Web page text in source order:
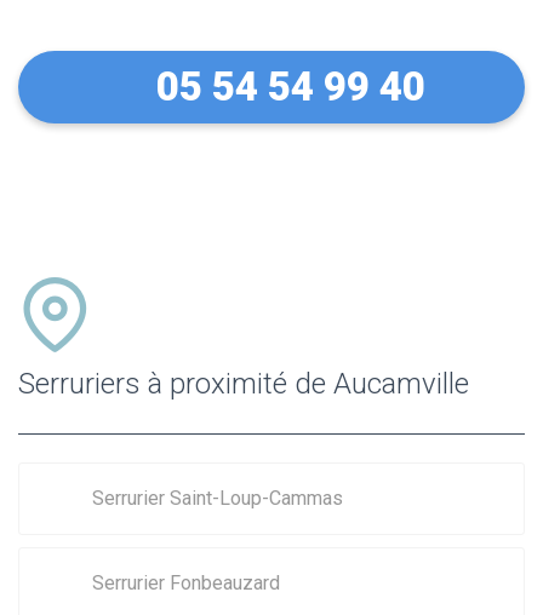
05 54 54 99 40
Serruriers à proximité de Aucamville
Serrurier Saint-Loup-Cammas
Serrurier Fonbeauzard